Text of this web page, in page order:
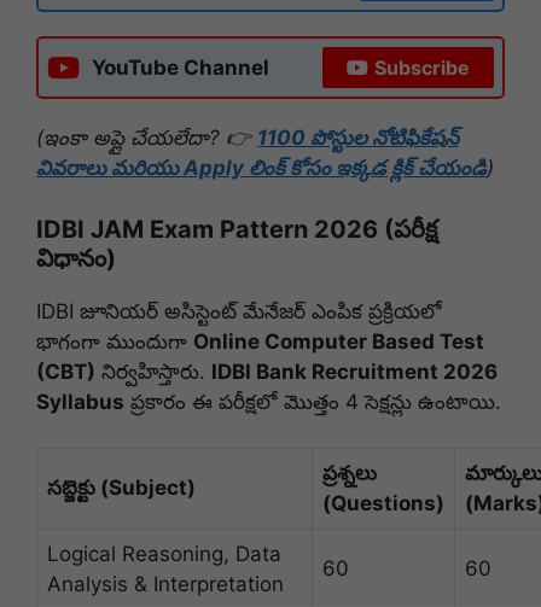
YouTube Channel Subscribe
(ఇంకా అప్లై చేయలేదా? 👉 1100 పోస్టుల నోటిఫికేషన్
వివరాలు మరియు Apply లింక్ కోసం ఇక్కడ క్లిక్ చేయండి)
IDBI JAM Exam Pattern 2026 (పరీక్ష
విధానం)
IDBI జూనియర్ అసిస్టెంట్ మేనేజర్ ఎంపిక ప్రక్రియలో
భాగంగా ముందుగా Online Computer Based Test
(CBT) నిర్వహిస్తారు. IDBI Bank Recruitment 2026
Syllabus ప్రకారం ఈ పరీక్షలో మొత్తం 4 సెక్షన్లు ఉంటాయి.
సబ్జెక్టు (Subject)
ప్రశ్నలు
(Questions)
Logical Reasoning, Data
Analysis & Interpretation
60 60